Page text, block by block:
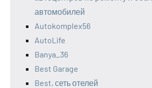
автомобилей
Autokomplex56
AutoLife
Banya_36
Best Garage
Best, сеть отелей